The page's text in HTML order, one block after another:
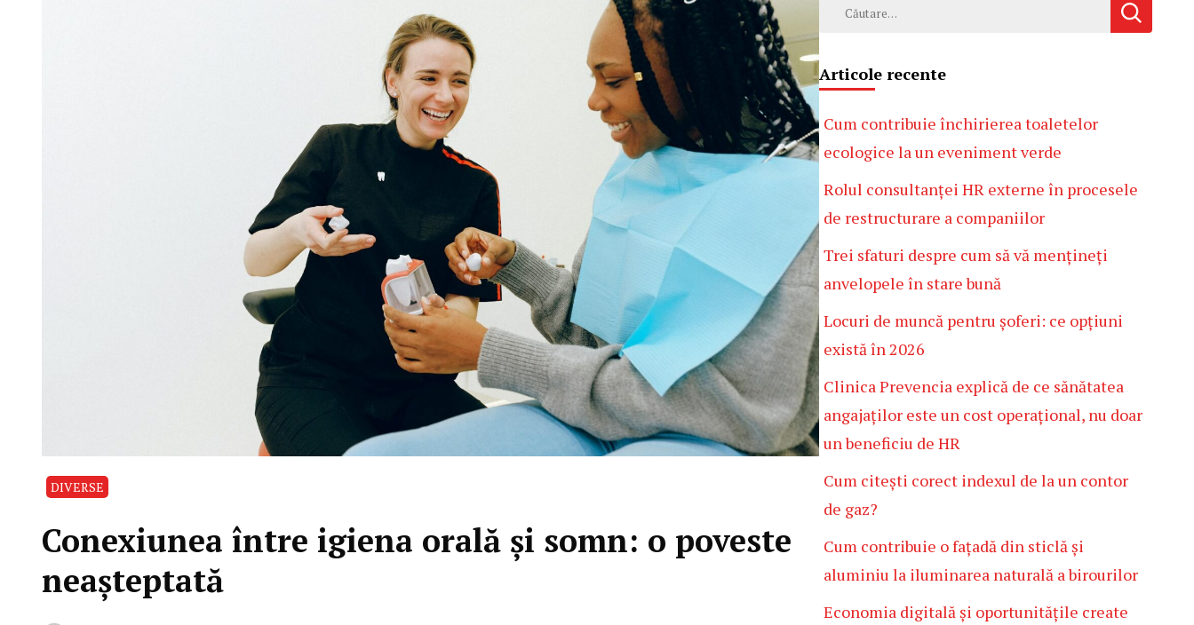
DIVERSE
Conexiunea între igiena orală și somn: o poveste
neașteptată
Articole recente
Cum contribuie închirierea toaletelor
ecologice la un eveniment verde
Rolul consultanței HR externe în procesele
de restructurare a companiilor
Trei sfaturi despre cum să vă mențineți
anvelopele în stare bună
Locuri de muncă pentru șoferi: ce opțiuni
există în 2026
Clinica Prevencia explică de ce sănătatea
angajaților este un cost operațional, nu doar
un beneficiu de HR
Cum citești corect indexul de la un contor
de gaz?
Cum contribuie o fațadă din sticlă și
aluminiu la iluminarea naturală a birourilor
Economia digitală și oportunitățile create